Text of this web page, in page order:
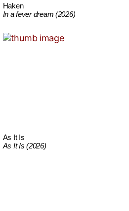
Haken
In a fever dream (2026)
As It Is
As It Is (2026)